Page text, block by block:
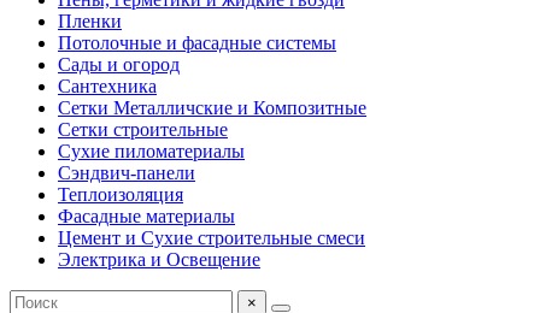
Пленки
Потолочные и фасадные системы
Сады и огород
Сантехника
Сетки Металличские и Композитные
Сетки строительные
Сухие пиломатериалы
Сэндвич-панели
Теплоизоляция
Фасадные материалы
Цемент и Сухие строительные смеси
Электрика и Освещение
×